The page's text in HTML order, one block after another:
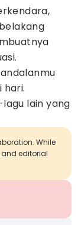
hari.
lain yang
While
and editorial